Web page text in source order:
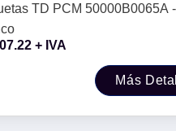
PCM 50000B0065A -
+ IVA
Más